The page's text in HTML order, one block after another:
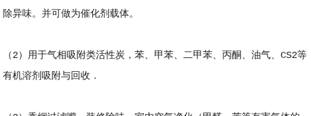
除异味。并可做为催化剂载体。
（2）用于气相吸附类活性炭，苯、甲苯、二甲苯、丙酮、油气、CS2等
有机溶剂吸附与回收．